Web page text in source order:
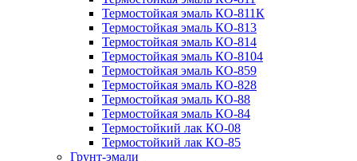
Термостойкая эмаль КО-811К
Термостойкая эмаль КО-813
Термостойкая эмаль КО-814
Термостойкая эмаль КО-8104
Термостойкая эмаль КО-859
Термостойкая эмаль КО-828
Термостойкая эмаль КО-88
Термостойкая эмаль КО-84
Термостойкий лак КО-08
Термостойкий лак КО-85
Грунт-эмали